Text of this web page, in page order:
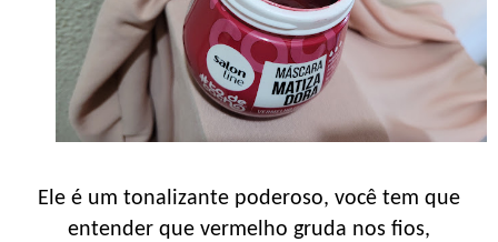
Ele é um tonalizante poderoso, você tem que
entender que vermelho gruda nos fios,